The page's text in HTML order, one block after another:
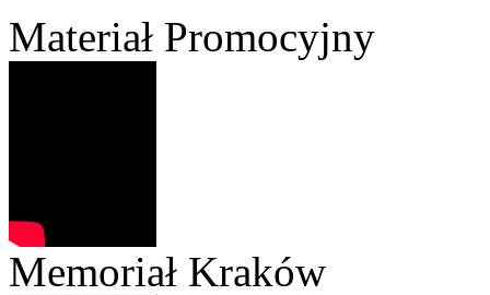
Materiał Promocyjny
Memoriał Kraków